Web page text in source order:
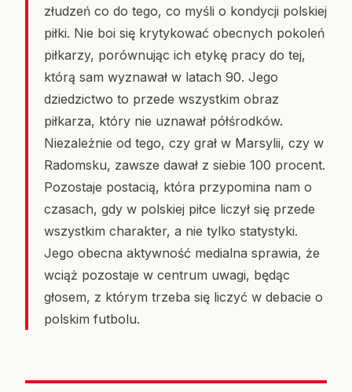
złudzeń co do tego, co myśli o kondycji polskiej
piłki. Nie boi się krytykować obecnych pokoleń
piłkarzy, porównując ich etykę pracy do tej,
którą sam wyznawał w latach 90. Jego
dziedzictwo to przede wszystkim obraz
piłkarza, który nie uznawał półśrodków.
Niezależnie od tego, czy grał w Marsylii, czy w
Radomsku, zawsze dawał z siebie 100 procent.
Pozostaje postacią, która przypomina nam o
czasach, gdy w polskiej piłce liczył się przede
wszystkim charakter, a nie tylko statystyki.
Jego obecna aktywność medialna sprawia, że
wciąż pozostaje w centrum uwagi, będąc
głosem, z którym trzeba się liczyć w debacie o
polskim futbolu.